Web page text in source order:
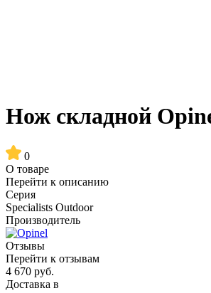
Нож складной
0
О товаре
Перейти к описанию
Серия
Specialists Outdoor
Производитель
Отзывы
Перейти к отзывам
4 670 руб.
Доставка в